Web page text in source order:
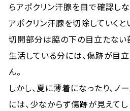
らアポクリン汗腺を目で確認し
アポクリン汗腺を切除していくと
切開部分は脇の下の目立たない
生活している分には、傷跡が目
ん。
しかし、夏に薄着になったり、ノ
には、少なからず傷跡が見えて